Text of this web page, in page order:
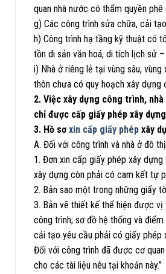
quan nhà nước có thẩm quyền phê
g) Các công trình sửa chữa, cải
h) Công trình hạ tầng kỹ thuật có
tồn di sản văn hoá, di tích lịch sử –
i) Nhà ở riêng lẻ tại vùng sâu,
thôn chưa có quy hoạch xây dựng
2. Việc xây dựng công trình,
chỉ được cấp giấy phép xây
3. Hồ sơ xin cấp giấy phép xây
A. Đối với công trình và nhà ở đô
1. Đơn xin cấp giấy phép xây
xây dựng còn phải có cam kết tự
2. Bản sao một trong những giấy
3. Bản vẽ thiết kế thể hiện được
công trình; sơ đồ hệ thống và
cải tạo yêu cầu phải có giấy phép
Đối với công trình đã được cơ
cho các tài liệu nêu tại khoản này.”